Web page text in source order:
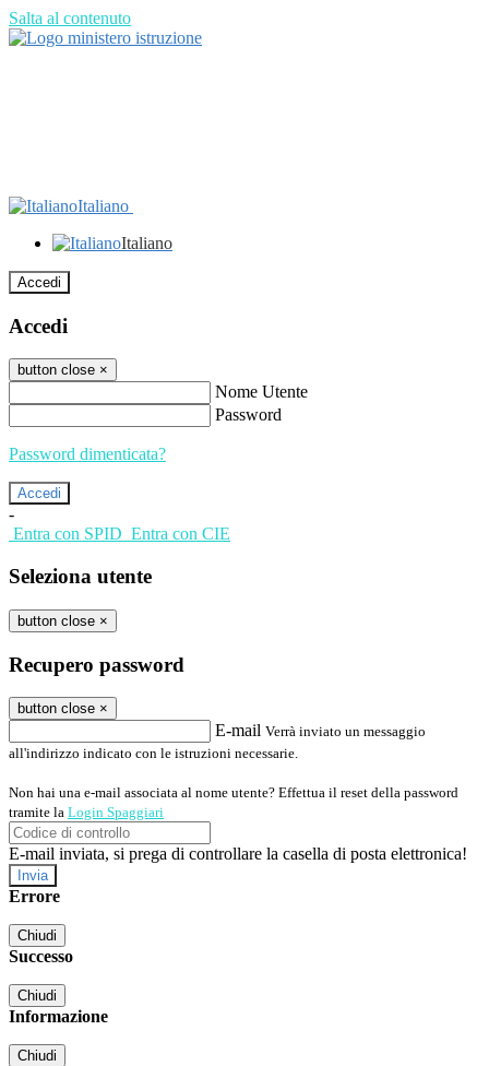
Salta al contenuto
Italiano
Italiano
Accedi
Accedi
button close ×
Nome Utente
Password
Password dimenticata?
-
Entra con SPID Entra con CIE
Seleziona utente
button close ×
Recupero password
button close ×
E-mail Verrà inviato un messaggio
all'indirizzo indicato con le istruzioni necessarie.
Non hai una e-mail associata al nome utente? Effettua il reset della password
tramite la Login Spaggiari
E-mail inviata, si prega di controllare la casella di posta elettronica!
Errore
Chiudi
Successo
Chiudi
Informazione
Chiudi